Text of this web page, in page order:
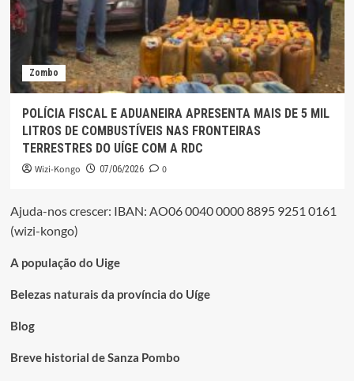
Zombo
POLÍCIA FISCAL E ADUANEIRA APRESENTA MAIS DE 5 MIL
LITROS DE COMBUSTÍVEIS NAS FRONTEIRAS
TERRESTRES DO UÍGE COM A RDC
Wizi-Kongo 07/06/2026 0
Ajuda-nos crescer: IBAN: AO06 0040 0000 8895 9251 0161
(wizi-kongo)
A população do Uige
Belezas naturais da província do Uíge
Blog
Breve historial de Sanza Pombo